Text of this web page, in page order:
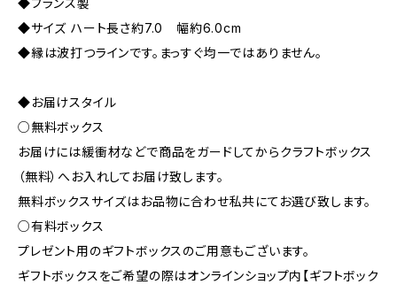
◆フランス製
◆サイズ ハート長さ約7.0 幅約6.0cm
◆縁は波打つラインです。まっすぐ均一ではありません。
◆お届けスタイル
○無料ボックス
お届けには緩衝材などで商品をガードしてからクラフトボックス
（無料）へお入れしてお届け致します。
無料ボックスサイズはお品物に合わせ私共にてお選び致します。
○有料ボックス
プレゼント用のギフトボックスのご用意もございます。
ギフトボックスをご希望の際はオンラインショップ内【ギフトボック